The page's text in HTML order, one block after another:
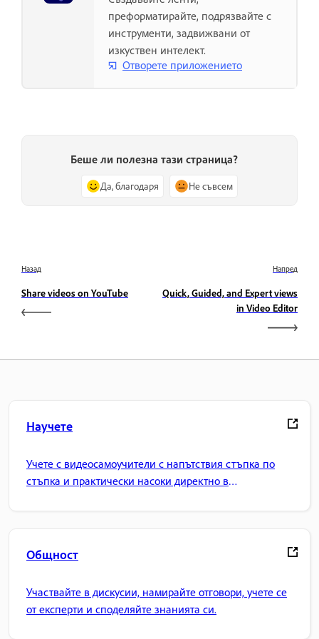
преформатирайте, подрязвайте с
инструменти, задвижвани от
изкуствен интелект.
Отворете приложението
Беше ли полезна тази страница?
Да, благодаря Не съвсем
Назад
Share videos on YouTube
Напред
Quick, Guided, and Expert views
in Video Editor
Научете
Учете с видеосамоучители с напътствия стъпка по
стъпка и практически насоки директно в
Общност
Участвайте в дискусии, намирайте отговори, учете се
от експерти и споделяйте знанията си.